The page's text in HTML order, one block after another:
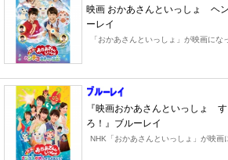
映画 おかあさんといっしょ ヘ
ーレイ
「おかあさんといっしょ」が映画にな
『映画おかあさんといっしょ
ろ！』ブルーレイ
NHK「おかあさんといっしょ」が映画